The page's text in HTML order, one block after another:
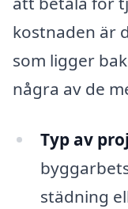
kostnaden är
som ligger
några av de
Typ av
städning